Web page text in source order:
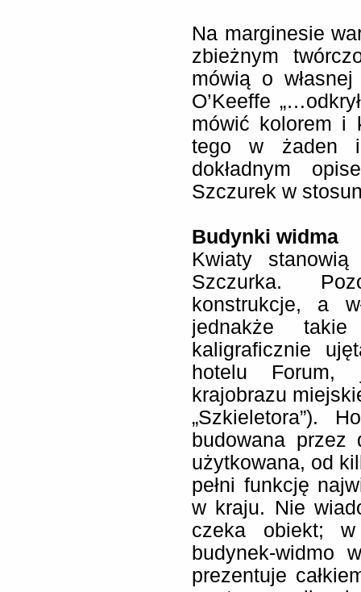
Na marginesie
zbieżnym
mówią o
O’Keeffe
mówić kolorem i
tego w żaden
dokładnym
Szczurek w
Budynki widma
Kwiaty
Szczurka.
konstrukcje, a
jednakże
kaligraficznie
hotelu Forum,
krajobrazu
„Szkieletora”).
budowana
użytkowana, od
pełni funkcję
w kraju. Nie
czeka obiekt;
budynek-widmo
prezentuje